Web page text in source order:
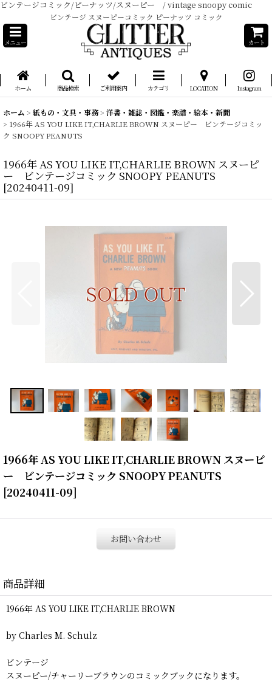
ビンテージコミック/ピーナッツ/スヌーピー / vintage snoopy comic
ビンテージ スヌーピーコミック ピーナッツ コミック
メニュー カート
ホーム 商品検索 ご利用案内 カテゴリ LOCATION Instagram
ホーム > 紙もの・文具・事務> 洋書・雑誌・図鑑・楽譜・絵本・新聞
> 1966年 AS YOU LIKE IT,CHARLIE BROWN スヌーピー ビンテージコミッ
ク SNOOPY PEANUTS
1966年 AS YOU LIKE IT,CHARLIE BROWN スヌーピ
ー ビンテージコミック SNOOPY PEANUTS
[20240411-09]
1966年 AS YOU LIKE IT,CHARLIE BROWN スヌーピ
ー ビンテージコミック SNOOPY PEANUTS
[20240411-09]
お問い合わせ
商品詳細
1966年 AS YOU LIKE IT,CHARLIE BROWN
by Charles M. Schulz
ビンテージ
スヌーピー/チャーリーブラウンのコミックブックになります。